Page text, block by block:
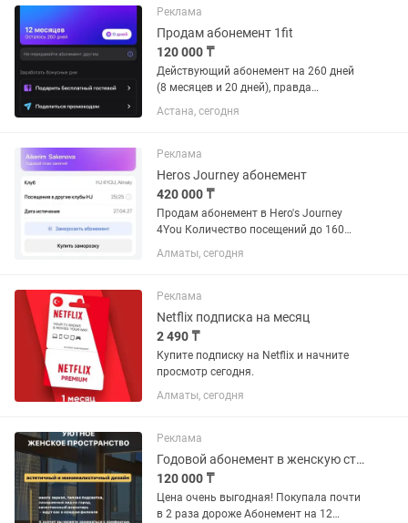
групповым занятиям. Больше 30...
Реклама
Продам абонемент 1fit
120 000 ₸
Действующий абонемент на 260 дней
(8 месяцев и 20 дней), правда
заморозка уже исчерпана. Торг
уместен.
Астана, сегодня
Реклама
Heros Journey абонемент
420 000 ₸
Продам абонемент в Hero's Journey
4You Количество посещений до 160
занятий, 9 месяцев. Срок абонемента -
27.04.27 Это годовой абонемент со
стоит - 575 000 тг в...
Алматы, сегодня
Реклама
Netflix подписка на месяц
2 490 ₸
Купите подписку на Netflix и начните
просмотр сегодня.
Алматы, сегодня
Реклама
Годовой абонемент в женскую студию Soft Fitness
120 000 ₸
Цена очень выгодная! Покупала почти
в 2 раза дороже Абонемент на 12